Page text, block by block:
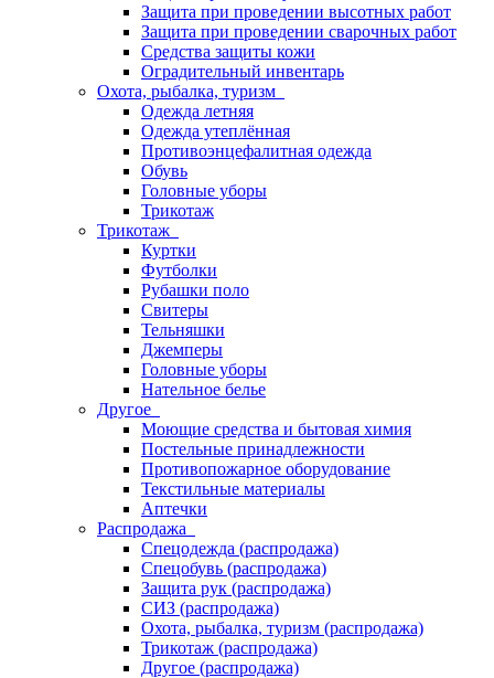
Защита при проведении высотных работ
Защита при проведении сварочных работ
Средства защиты кожи
Оградительный инвентарь
Охота, рыбалка, туризм
Одежда летняя
Одежда утеплённая
Противоэнцефалитная одежда
Обувь
Головные уборы
Трикотаж
Трикотаж
Куртки
Футболки
Рубашки поло
Свитеры
Тельняшки
Джемперы
Головные уборы
Нательное белье
Другое
Моющие средства и бытовая химия
Постельные принадлежности
Противопожарное оборудование
Текстильные материалы
Аптечки
Распродажа
Спецодежда (распродажа)
Спецобувь (распродажа)
Защита рук (распродажа)
СИЗ (распродажа)
Охота, рыбалка, туризм (распродажа)
Трикотаж (распродажа)
Другое (распродажа)